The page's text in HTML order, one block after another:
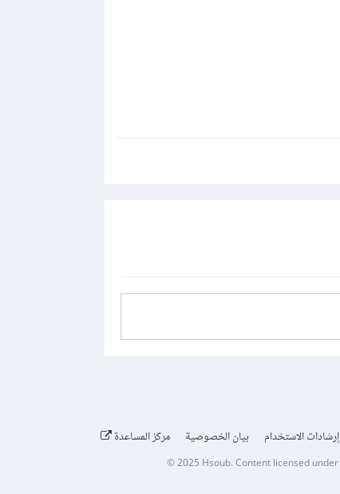
إرشادات الاستخدام بيان الخصوصية مركز المساعدة
© 2025 Hsoub.Content licensed under